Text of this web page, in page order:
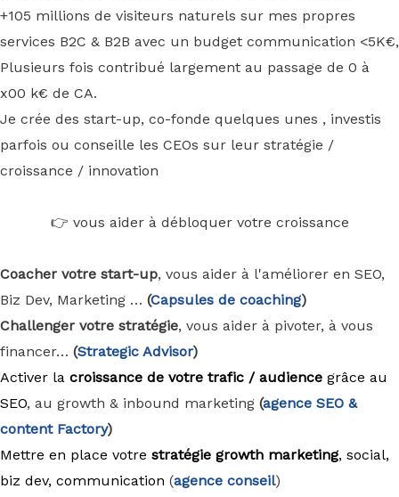
+105 millions de visiteurs naturels sur mes propres
services B2C & B2B avec un budget communication <5K€,
Plusieurs fois contribué largement au passage de 0 à
x00 k€ de CA.
Je crée des start-up, co-fonde quelques unes , investis
parfois ou conseille les CEOs sur leur stratégie /
croissance / innovation
👉 vous aider à débloquer votre croissance
Coacher votre start-up, vous aider à l'améliorer en SEO,
Biz Dev, Marketing … (Capsules de coaching)
Challenger votre stratégie, vous aider à pivoter, à vous
financer… (Strategic Advisor)
Activer la croissance de votre trafic / audience grâce au
SEO, au growth & inbound marketing (agence SEO &
content Factory)
Mettre en place votre stratégie growth marketing, social,
biz dev, communication (agence conseil)